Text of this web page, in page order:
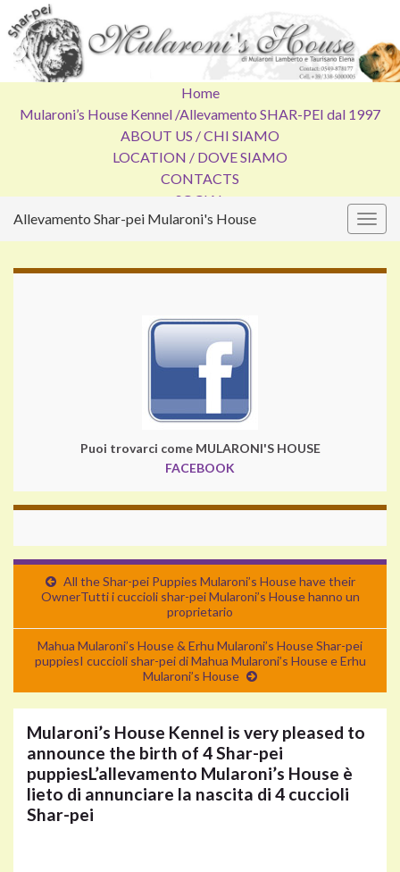
Home
Mularoni’s House Kennel /Allevamento SHAR-PEI dal 1997
ABOUT US / CHI SIAMO
LOCATION / DOVE SIAMO
CONTACTS
SOCIAL
la
Allevamento Shar-pei Mularoni's House
Puoi trovarci come MULARONI'S HOUSE
FACEBOOK
All the Shar-pei Puppies Mularoni’s House have their
OwnerTutti i cuccioli shar-pei Mularoni’s House hanno un
proprietario
Mahua Mularoni’s House & Erhu Mularoni’s House Shar-pei
puppiesI cuccioli shar-pei di Mahua Mularoni’s House e Erhu
Mularoni’s House
Mularoni’s House Kennel is very pleased to
announce the birth of 4 Shar-pei
puppiesL’allevamento Mularoni’s House è
lieto di annunciare la nascita di 4 cuccioli
Shar-pei